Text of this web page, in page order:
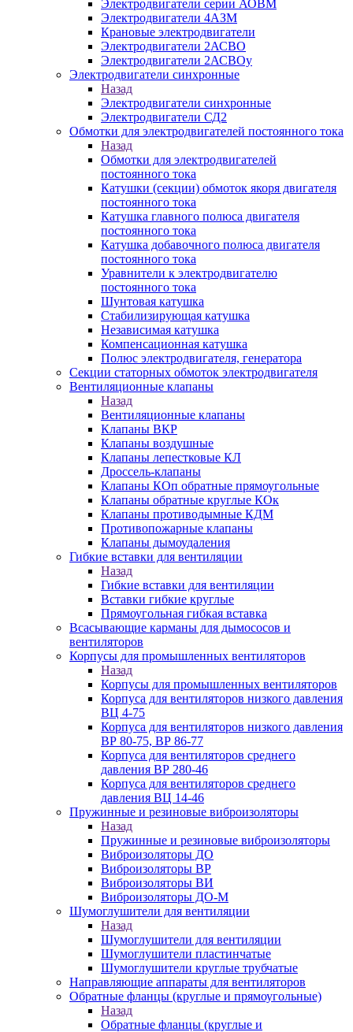
Электродвигатели серии АОВМ
Электродвигатели 4АЗМ
Крановые электродвигатели
Электродвигатели 2АСВО
Электродвигатели 2АСВОу
Электродвигатели синхронные
Назад
Электродвигатели синхронные
Электродвигатели СД2
Обмотки для электродвигателей постоянного тока
Назад
Обмотки для электродвигателей
постоянного тока
Катушки (секции) обмоток якоря двигателя
постоянного тока
Катушка главного полюса двигателя
постоянного тока
Катушка добавочного полюса двигателя
постоянного тока
Уравнители к электродвигателю
постоянного тока
Шунтовая катушка
Стабилизирующая катушка
Независимая катушка
Компенсационная катушка
Полюс электродвигателя, генератора
Секции статорных обмоток электродвигателя
Вентиляционные клапаны
Назад
Вентиляционные клапаны
Клапаны ВКР
Клапаны воздушные
Клапаны лепестковые КЛ
Дроссель-клапаны
Клапаны КОп обратные прямоугольные
Клапаны обратные круглые КОк
Клапаны противодымные КДМ
Противопожарные клапаны
Клапаны дымоудаления
Гибкие вставки для вентиляции
Назад
Гибкие вставки для вентиляции
Вставки гибкие круглые
Прямоугольная гибкая вставка
Всасывающие карманы для дымососов и
вентиляторов
Корпусы для промышленных вентиляторов
Назад
Корпусы для промышленных вентиляторов
Корпуса для вентиляторов низкого давления
ВЦ 4-75
Корпуса для вентиляторов низкого давления
ВР 80-75, ВР 86-77
Корпуса для вентиляторов среднего
давления ВР 280-46
Корпуса для вентиляторов среднего
давления ВЦ 14-46
Пружинные и резиновые виброизоляторы
Назад
Пружинные и резиновые виброизоляторы
Виброизоляторы ДО
Виброизоляторы ВР
Виброизоляторы ВИ
Виброизоляторы ДО-М
Шумоглушители для вентиляции
Назад
Шумоглушители для вентиляции
Шумоглушители пластинчатые
Шумоглушители круглые трубчатые
Направляющие аппараты для вентиляторов
Обратные фланцы (круглые и прямоугольные)
Назад
Обратные фланцы (круглые и